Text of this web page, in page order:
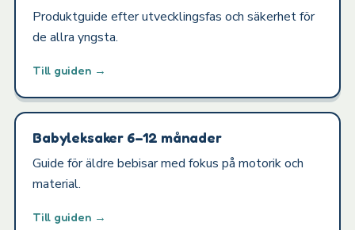
Produktguide efter utvecklingsfas och säkerhet för
de allra yngsta.
Till guiden →
Babyleksaker 6–12 månader
Guide för äldre bebisar med fokus på motorik och
material.
Till guiden →